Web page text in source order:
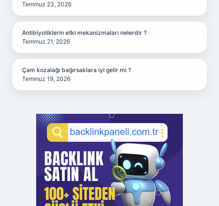
Temmuz 23, 2026
Antibiyotiklerin etki mekanizmaları nelerdir ?
Temmuz 21, 2026
Çam kozalağı bağırsaklara iyi gelir mi ?
Temmuz 19, 2026